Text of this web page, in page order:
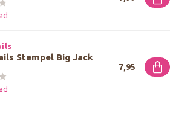
Stempel Big Jack
7,95